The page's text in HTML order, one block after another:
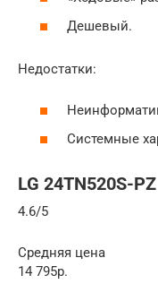
Дешевый.
Недостатки:
Системные
LG 24TN520S-PZ
4.6/5
Средняя цена
14 795р.